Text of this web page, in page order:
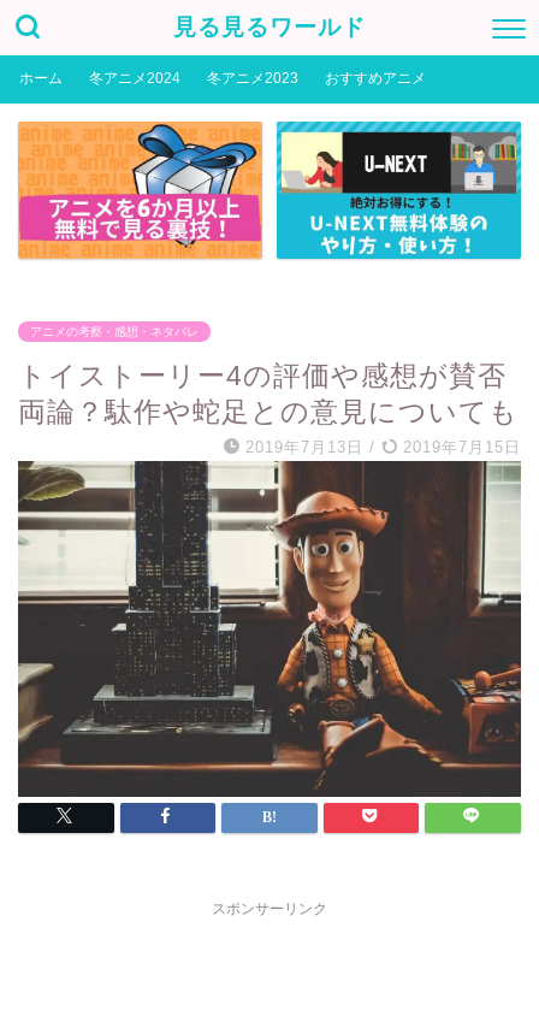
見る見るワールド
ホーム 冬アニメ2024 冬アニメ2023 おすすめアニメ
アニメの考察・感想・ネタバレ
トイストーリー4の評価や感想が賛否
両論？駄作や蛇足との意見についても
2019年7月13日 / 2019年7月15日
スポンサーリンク